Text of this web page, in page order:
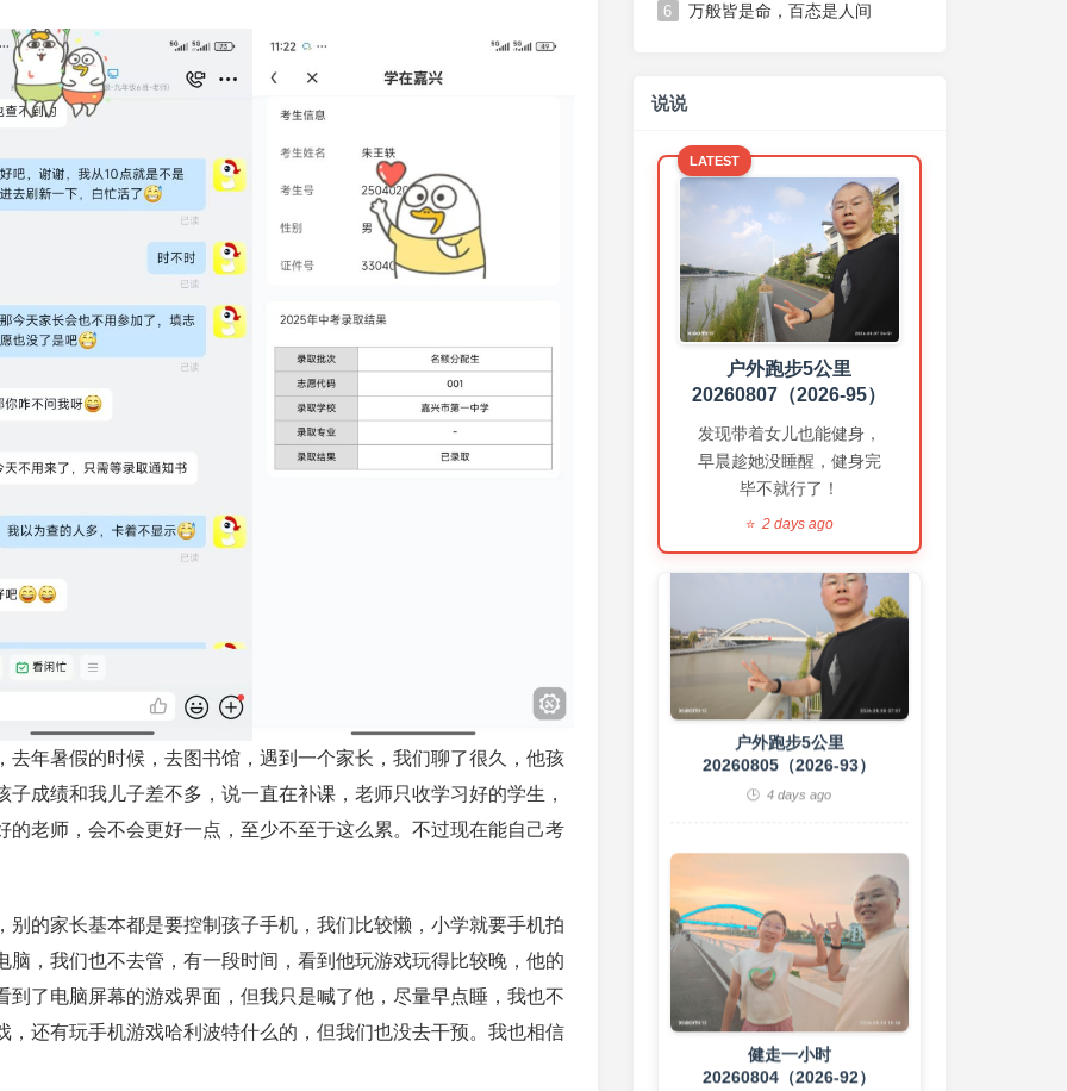
去年暑假的时候，去图书馆，遇到一个家长，我们聊了很久，他孩
成绩和我儿子差不多，说一直在补课，老师只收学习好的学生，
老师，会不会更好一点，至少不至于这么累。不过现在能自己考
的家长基本都是要控制孩子手机，我们比较懒，小学就要手机拍
，我们也不去管，有一段时间，看到他玩游戏玩得比较晚，他的
了电脑屏幕的游戏界面，但我只是喊了他，尽量早点睡，我也不
还有玩手机游戏哈利波特什么的，但我们也没去干预。我也相信
6 万般皆是命，百态是人间
说说
LATEST
户外跑步5公里
20260807（2026-95）
发现带着女儿也能健身，
早晨趁她没睡醒，健身完
毕不就行了！
2 days ago
练胸➕练臂
20260806（2026-94）
上个月我大部分时间都带着女
儿，晚上和女儿一起散步，所
以健身房时间少，这个月加
油！
2 days ago
户外跑步5公里
20260805（2026-93）
4 days ago
健走一小时
20260804（2026-92）
4 days ago